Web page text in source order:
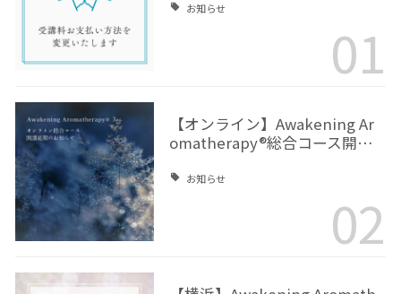
お知らせ
01
【オンライン】Awakening Ar
omatherapy®総合コース開…
お知らせ
02